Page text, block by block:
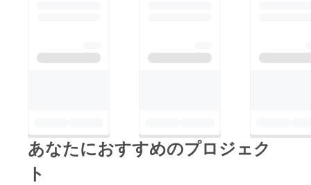
あなたにおすすめのプロジェク
ト